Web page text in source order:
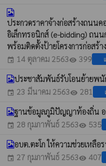
ประกวดราคาจ้างก่อสร้างถน
อิเล็กทรอนิกส์ (e-bidding) ถ
พร้อมติดตั้งป้ายโครงการก่อสร้
event 14 ตุลาคม 2563visibility 399
ประชาสัมพันธ์รับโอนย้ายพ
event 23 มีนาคม 2563visibility 281
ฐานข้อมูลภูมิปัญญาท้องถิ่น อ
event 28 กุมภาพันธ์ 2563visibility 535
อบต.ตะโก ให้ความช่วยเหลื
event 27 กุมภาพันธ์ 2563visibility 407